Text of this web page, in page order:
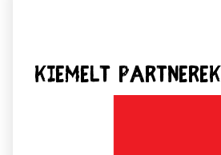
Kiemelt partnerek